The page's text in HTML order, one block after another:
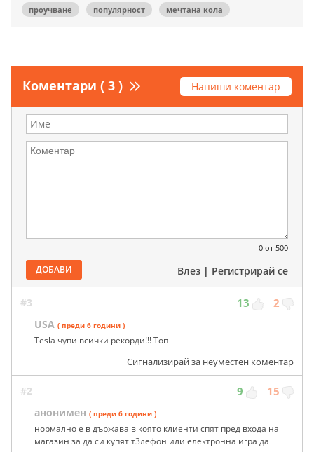
проучване
популярност мечтана кола
Коментари ( 3 ) Напиши коментар
0 от 500
ДОБАВИ Влез | Регистрирай се
#3 13 2
USA ( преди 6 години )
Tesla чупи всички рекорди!!! Топ
Сигнализирай за неуместен коментар
#2 9 15
анонимен ( преди 6 години )
нормално е в държава в която клиенти спят пред входа на
магазин за да си купят т3лефон или електронна игра да